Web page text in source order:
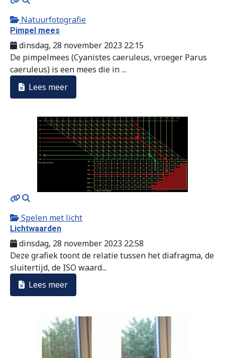
Natuurfotografie
Pimpel mees
dinsdag, 28 november 2023 22:15
De pimpelmees (Cyanistes caeruleus, vroeger Parus
caeruleus) is een mees die in ...
Lees meer
MOD_JTCS_VIEW_ARTICLE_LINK
Spelen met licht
Lichtwaarden
dinsdag, 28 november 2023 22:58
Deze grafiek toont de relatie tussen het diafragma, de
sluitertijd, de ISO waard...
Lees meer